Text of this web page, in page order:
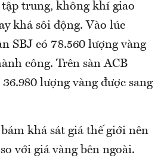
tập trung, không khí giao
khá sôi động. Vào lúc
SBJ có 78.560 lượng vàng
công. Trên sàn ACB
lượng vàng được sang
khá sát giá thế giới nên
với giá vàng bên ngoài.